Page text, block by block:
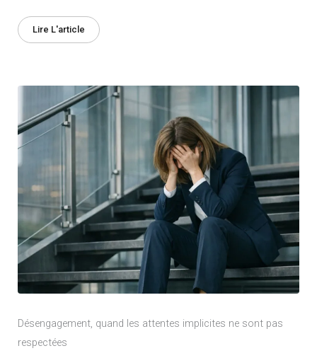
Lire L'article
Désengagement, quand les attentes implicites ne sont pas
respectées